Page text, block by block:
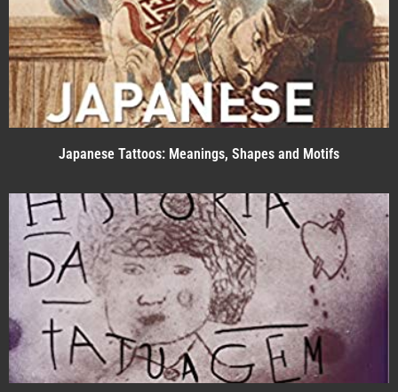
Japanese Tattoos: Meanings, Shapes and Motifs